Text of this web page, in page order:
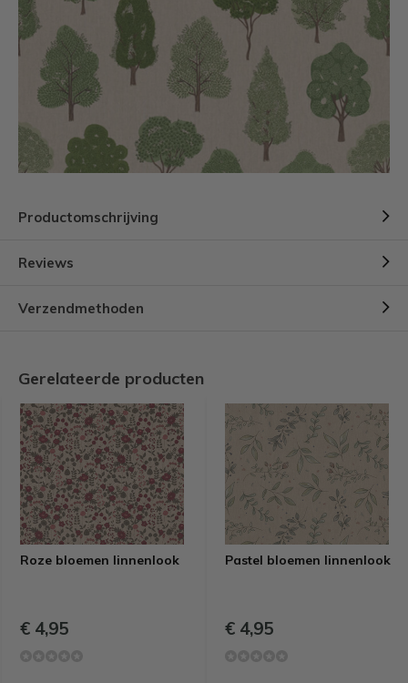
Productomschrijving
Reviews
Verzendmethoden
Gerelateerde producten
Roze bloemen linnenlook
€ 4,95
Pastel bloemen linnenlook
€ 4,95